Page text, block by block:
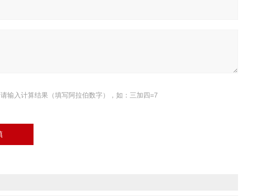
请输入计算结果（填写阿拉伯数字），如：三加四=7